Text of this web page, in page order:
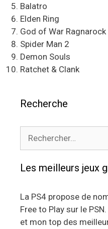
Balatro
Elden Ring
God of War Ragnarock
Spider Man 2
Demon Souls
Ratchet & Clank
Recherche
Les meilleurs jeux
La PS4 propose de
Free to Play sur le
et mon top des